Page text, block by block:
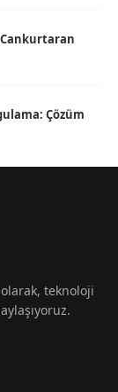
Çözüm
teknoloji